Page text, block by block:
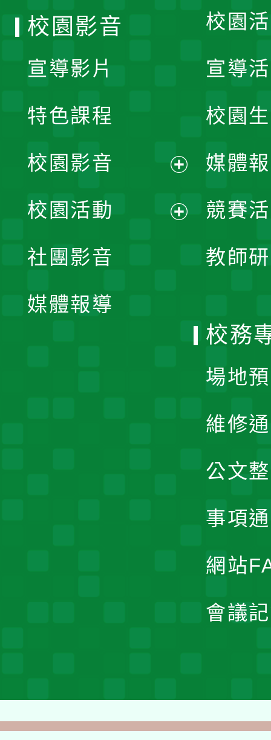
校園
宣導
校園
媒體
競賽
教師
校園影音
宣導影片
特色課程
校園影音
開
校園活動
社團影音
媒體報導
校務
場地
維修
公文
事項
網站
會議